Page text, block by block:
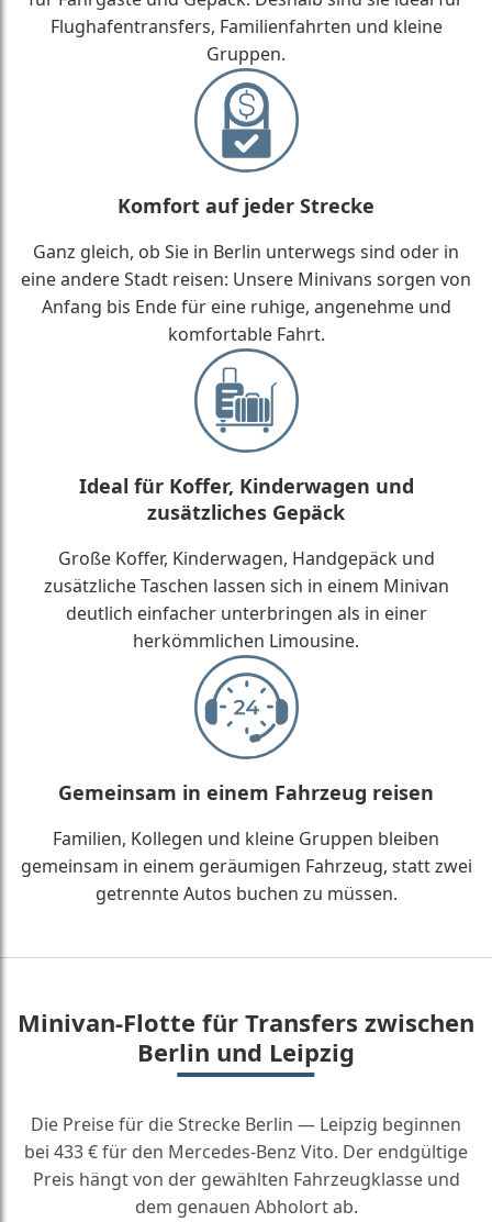
Flughafentransfers, Familienfahrten und kleine
Gruppen.
Komfort auf jeder Strecke
Ganz gleich, ob Sie in Berlin unterwegs sind oder in
eine andere Stadt reisen: Unsere Minivans sorgen von
Anfang bis Ende für eine ruhige, angenehme und
komfortable Fahrt.
Ideal für Koffer, Kinderwagen und
zusätzliches Gepäck
Große Koffer, Kinderwagen, Handgepäck und
zusätzliche Taschen lassen sich in einem Minivan
deutlich einfacher unterbringen als in einer
herkömmlichen Limousine.
Gemeinsam in einem Fahrzeug reisen
Familien, Kollegen und kleine Gruppen bleiben
gemeinsam in einem geräumigen Fahrzeug, statt zwei
getrennte Autos buchen zu müssen.
Minivan-Flotte für Transfers zwischen
Berlin und Leipzig
Die Preise für die Strecke Berlin — Leipzig beginnen
bei 433 € für den Mercedes-Benz Vito. Der endgültige
Preis hängt von der gewählten Fahrzeugklasse und
dem genauen Abholort ab.